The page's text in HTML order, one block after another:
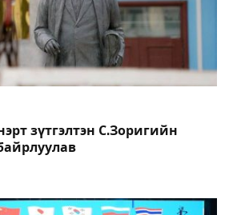
зүтгэлтэн С.Зоригийн